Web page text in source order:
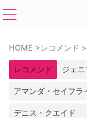
HOME >レコメンド >
レコメンド ジェ
アマンダ・セイフラ
デニス・クエイド